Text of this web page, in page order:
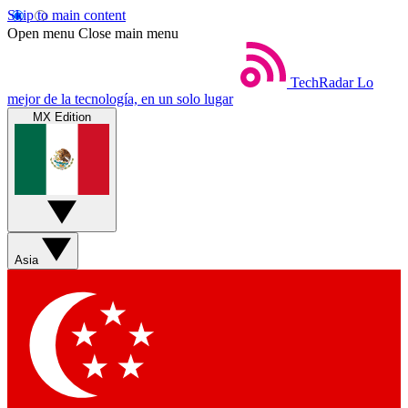
Skip to main content
Open menu Close main menu
TechRadar Lo
mejor de la tecnología, en un solo lugar
MX Edition
Asia